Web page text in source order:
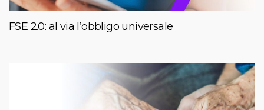
FSE 2.0: al via l’obbligo universale